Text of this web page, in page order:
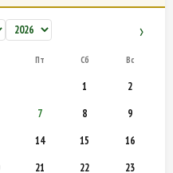
›
Пт Сб Вс
1
2
7 8
9
14 15
16
21 22
23